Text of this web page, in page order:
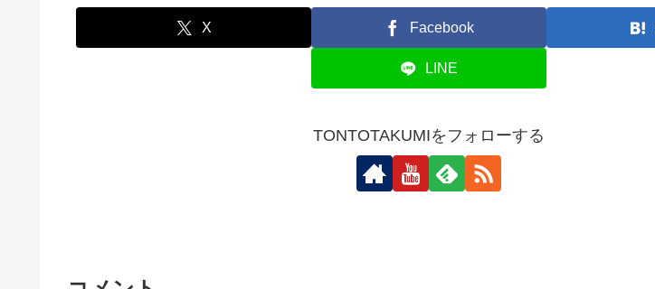
X Facebook
LINE
TONTOTAKUMIをフォローする